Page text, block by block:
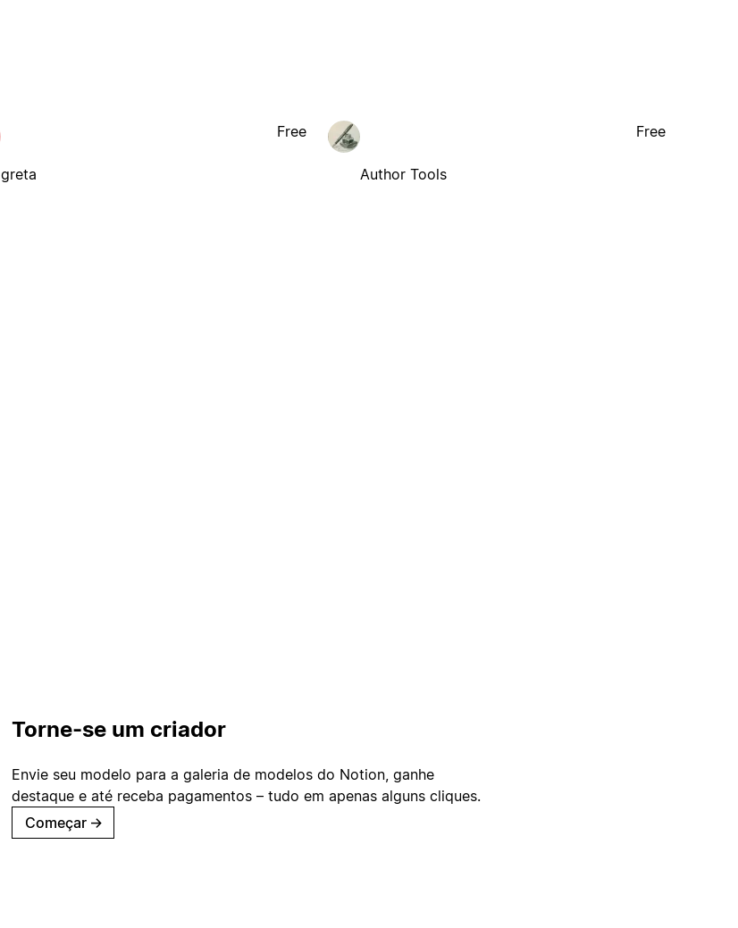
greta
Free
Author Tools
Free
Torne-se um criador
Envie seu modelo para a galeria de modelos do Notion, ganhe
destaque e até receba pagamentos – tudo em apenas alguns cliques.
Começar →